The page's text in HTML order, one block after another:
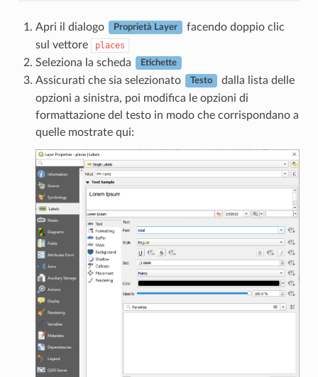
Apri il dialogo Proprietà Layer
facendo doppio clic
sul vettore
places
Seleziona la scheda Etichette
Assicurati che sia selezionato Testo
dalla lista delle
opzioni a sinistra, poi modifica le opzioni di
formattazione del testo in modo che corrispondano a
quelle mostrate qui: